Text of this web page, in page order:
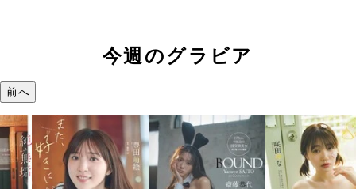
今週のグラビア
前へ